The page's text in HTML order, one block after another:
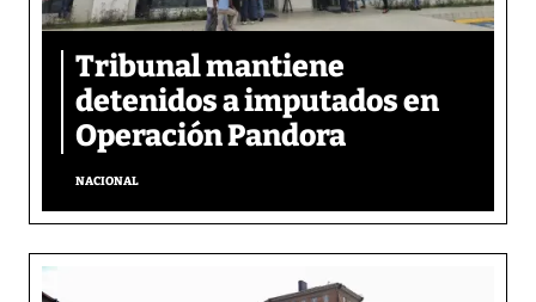
Tribunal mantiene
detenidos a imputados en
Operación Pandora
NACIONAL